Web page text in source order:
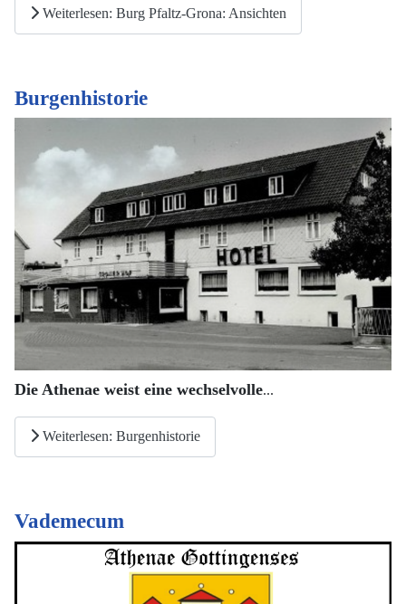
Weiterlesen: Burg Pfaltz-Grona: Ansichten
Burgenhistorie
Die Athenae weist eine wechselvolle...
Weiterlesen: Burgenhistorie
Vademecum